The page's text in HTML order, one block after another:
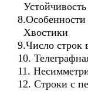
Хвостики
9.Число строк
10.
11.
12. Строки с